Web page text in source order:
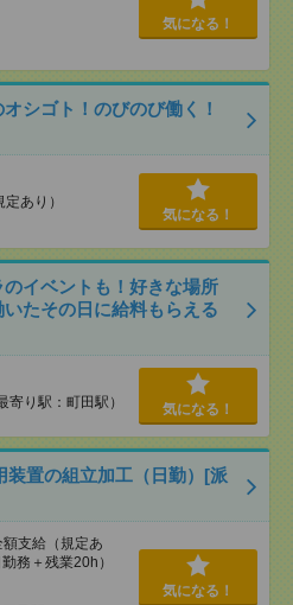
気になる！
シゴト！のびのび働く！
あり）
気になる！
イベントも！好きな場所
たその日に給料もらえる
り駅：町田駅） 気になる！
装置の組立加工（日勤）[派
支給（規定あ
務＋残業20h）
気になる！